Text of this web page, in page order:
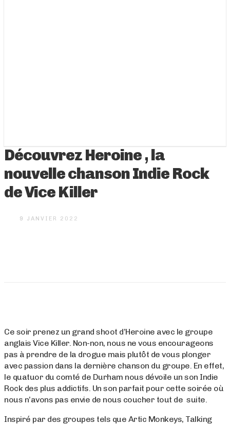
Découvrez Heroine , la
nouvelle chanson Indie Rock
de Vice Killer
9 JANVIER 2022
Ce soir prenez un grand shoot d’Heroine avec le groupe
anglais Vice Killer. Non-non, nous ne vous encourageons
pas à prendre de la drogue mais plutôt de vous plonger
avec passion dans la dernière chanson du groupe. En effet,
le quatuor du comté de Durham nous dévoile un son Indie
Rock des plus addictifs. Un son parfait pour cette soirée où
nous n’avons pas envie de nous coucher tout de suite.
Inspiré par des groupes tels que Artic Monkeys, Talking